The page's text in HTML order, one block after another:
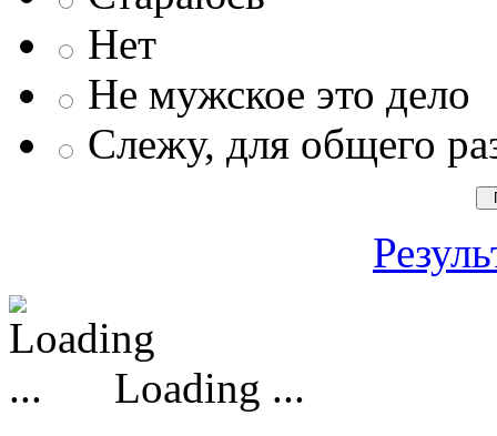
Нет
Не мужское это дело
Слежу, для общего
Loading ...